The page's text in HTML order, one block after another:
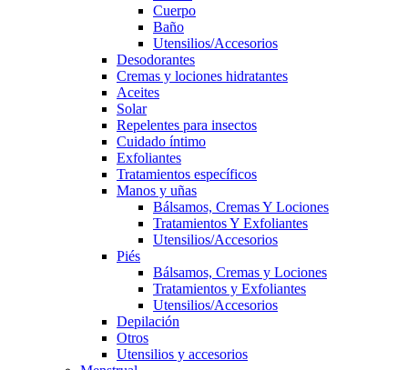
Cuerpo
Baño
Utensilios/Accesorios
Desodorantes
Cremas y lociones hidratantes
Aceites
Solar
Repelentes para insectos
Cuidado íntimo
Exfoliantes
Tratamientos específicos
Manos y uñas
Bálsamos, Cremas Y Lociones
Tratamientos Y Exfoliantes
Utensilios/Accesorios
Piés
Bálsamos, Cremas y Lociones
Tratamientos y Exfoliantes
Utensilios/Accesorios
Depilación
Otros
Utensilios y accesorios